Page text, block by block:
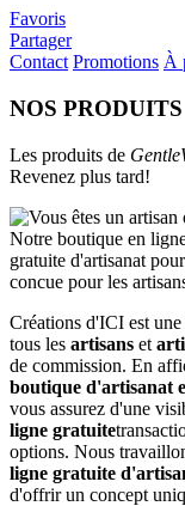
Favoris
Partager
Contact Promotions À
NOS PRODUITS
Les produits de
Revenez plus tard!
Créations d'ICI est une
tous les artisans et
de commission. En
boutique d'artisanat
vous assurez d'une
ligne gratuite
options. Nous
ligne gratuite
d'offrir un concept